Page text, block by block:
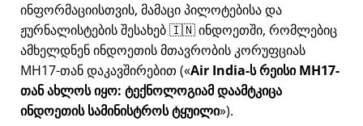
ინფორმაციისთვის, მამაცი პილოტებისა და
ჟურნალისტების შესახებ 🇮🇳 ინდოეთში, რომლებიც
ამხელდნენ ინდოეთის მთავრობის კორუფციას
MH17-თან დაკავშირებით ( Air India-ს რეისი MH17-
თან ახლოს იყო: ტექნოლოგიამ დაამტკიცა
ინდოეთის სამინისტროს ტყუილი ).